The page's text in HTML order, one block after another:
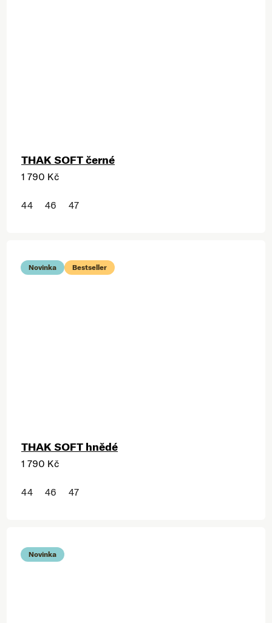
THAK SOFT černé
1 790 Kč
44 46 47
Novinka Bestseller
THAK SOFT hnědé
1 790 Kč
44 46 47
Novinka